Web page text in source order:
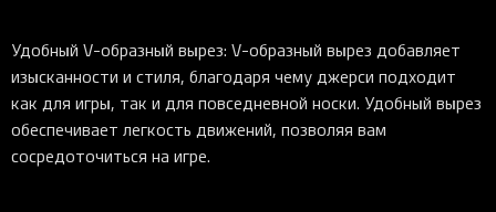
Удобный V-образный вырез: V-образный вырез добавляет
изысканности и стиля, благодаря чему джерси подходит
как для игры, так и для повседневной носки. Удобный вырез
обеспечивает легкость движений, позволяя вам
сосредоточиться на игре.